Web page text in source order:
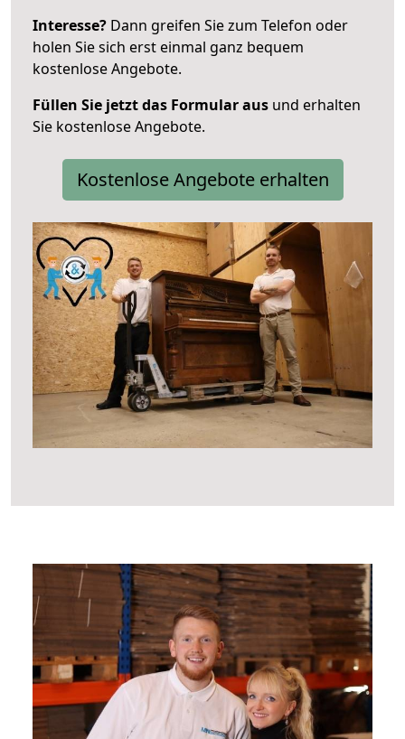
Interesse? Dann greifen Sie zum Telefon oder
holen Sie sich erst einmal ganz bequem
kostenlose Angebote.
Füllen Sie jetzt das Formular aus und erhalten
Sie kostenlose Angebote.
Kostenlose Angebote erhalten